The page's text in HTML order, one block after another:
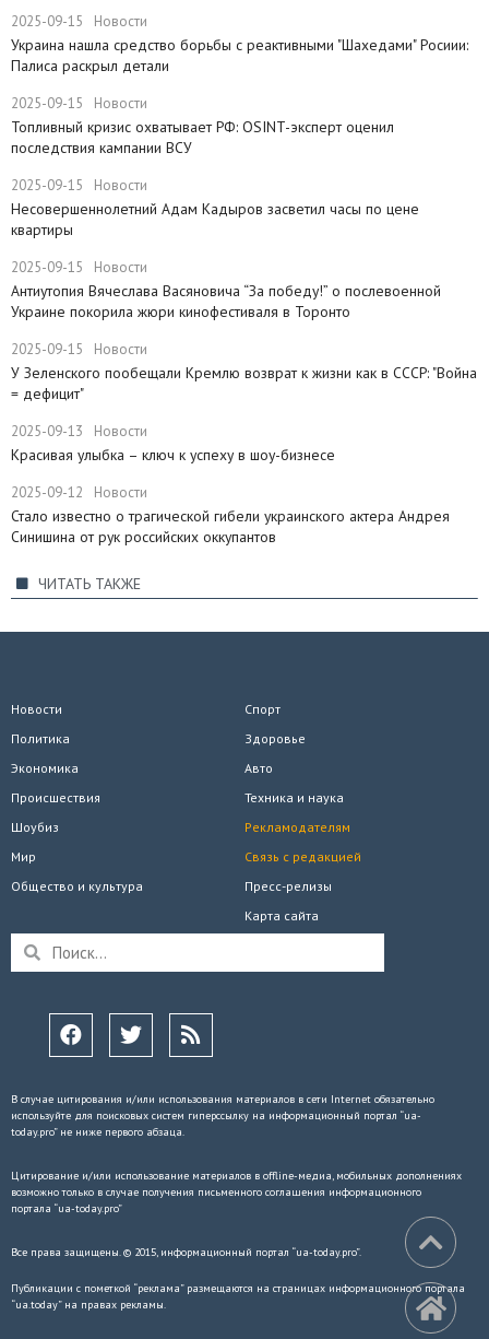
2025-09-15 Новости
​Украина нашла средство борьбы с реактивными "Шахедами" Росиии:
Палиса раскрыл детали
2025-09-15 Новости
​Топливный кризис охватывает РФ: OSINT-эксперт оценил
последствия кампании ВСУ
2025-09-15 Новости
Несовершеннолетний Адам Кадыров засветил часы по цене
квартиры
2025-09-15 Новости
Антиутопия Вячеслава Васяновича “За победу!” о послевоенной
Украине покорила жюри кинофестиваля в Торонто
2025-09-15 Новости
​У Зеленского пообещали Кремлю возврат к жизни как в СССР: "Война
= дефицит"
2025-09-13 Новости
Красивая улыбка – ключ к успеху в шоу-бизнесе
2025-09-12 Новости
Стало известно о трагической гибели украинского актера Андрея
Синишина от рук российских оккупантов
ЧИТАТЬ ТАКЖЕ
Новости
Политика
Экономика
Происшествия
Спорт
Здоровье
Авто
Техника и наука
Шоубиз
Мир
Общество и культура
Рекламодателям
Связь с редакцией
Пресс-релизы
Карта сайта
В случае цитирования и/или использования материалов в сети Internet обязательно
используйте для поисковых систем гиперссылку на информационный портал “ua-
today.pro” не ниже первого абзаца.
Цитирование и/или использование материалов в offline-медиа, мобильных дополнениях
возможно только в случае получения письменного соглашения информационного
портала “ua-today.pro”
Все права защищены. © 2015, информационный портал “ua-today.pro”.
Публикации с пометкой “реклама” размещаются на страницах информационного портала
“ua.today” на правах рекламы.